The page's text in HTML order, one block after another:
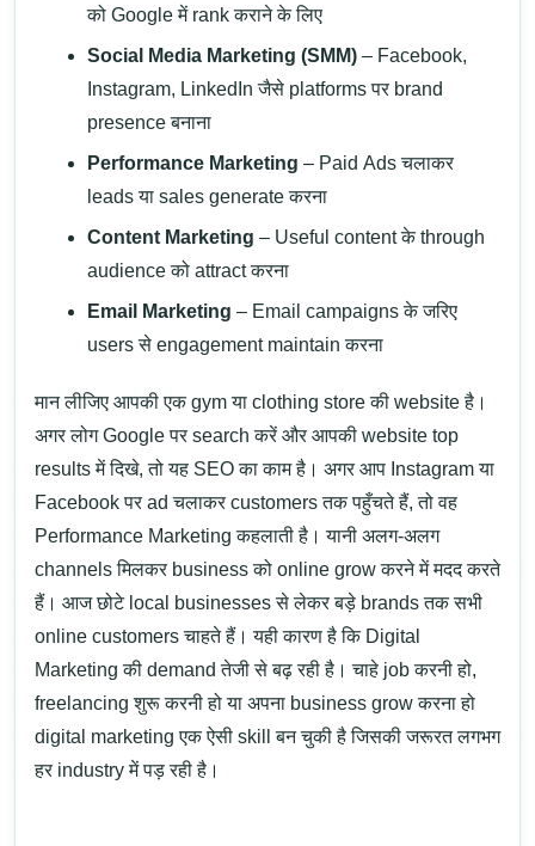
को Google में rank कराने के लिए
Social Media Marketing (SMM) – Facebook,
Instagram, LinkedIn जैसे platforms पर brand
presence बनाना
Performance Marketing – Paid Ads चलाकर
leads या sales generate करना
Content Marketing – Useful content के through
audience को attract करना
Email Marketing – Email campaigns के जरिए
users से engagement maintain करना
मान लीजिए आपकी एक gym या clothing store की website है।
अगर लोग Google पर search करें और आपकी website top
results में दिखे, तो यह SEOका काम है। अगर आप Instagram या
Facebook पर ad चलाकर customers तक पहुँचते हैं, तो वह
Performance Marketing कहलाती है। यानी अलग-अलग
channels मिलकर business को online grow करने में मदद करते
हैं। आज छोटे local businesses से लेकर बड़े brands तक सभी
online customers चाहते हैं। यही कारण है कि Digital
Marketing की demand तेजी से बढ़ रही है। चाहे job करनी हो,
freelancing शुरू करनी हो या अपना business grow करना हो
digital marketing एक ऐसी skill बन चुकी है जिसकी जरूरत लगभग
हर industry में पड़ रही है।